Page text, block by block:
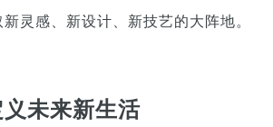
灵感、新设计、新技艺的大阵地。
义未来新生活